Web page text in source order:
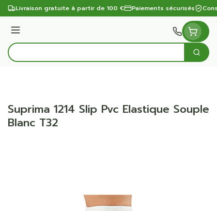
Aller au contenu
Livraison gratuite à partir de 100 € Paiements sécurisés
Menu
Rechercher
Suprima 1214 Slip Pvc Elastique Souple
Blanc T32